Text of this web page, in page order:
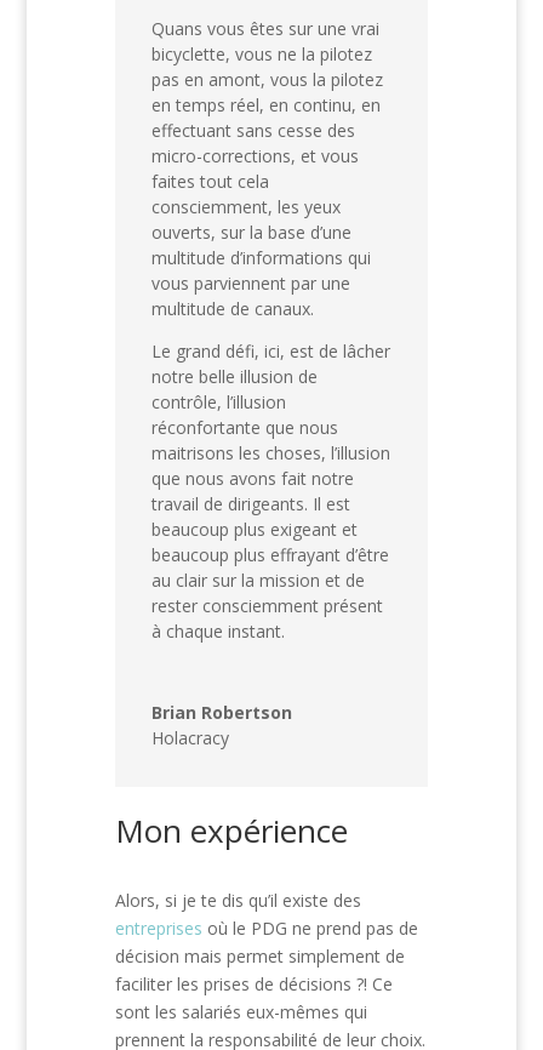
Quans vous êtes sur une vrai
bicyclette, vous ne la pilotez
pas en amont, vous la pilotez
en temps réel, en continu, en
effectuant sans cesse des
micro-corrections, et vous
faites tout cela
consciemment, les yeux
ouverts, sur la base d’une
multitude d’informations qui
vous parviennent par une
multitude de canaux.
Le grand défi, ici, est de lâcher
notre belle illusion de
contrôle, l’illusion
réconfortante que nous
maitrisons les choses, l’illusion
que nous avons fait notre
travail de dirigeants. Il est
beaucoup plus exigeant et
beaucoup plus effrayant d’être
au clair sur la mission et de
rester consciemment présent
à chaque instant.
Brian Robertson
Holacracy
Mon expérience
Alors, si je te dis qu’il existe des
entreprises où le PDG ne prend pas de
décision mais permet simplement de
faciliter les prises de décisions ?! Ce
sont les salariés eux-mêmes qui
prennent la responsabilité de leur choix.